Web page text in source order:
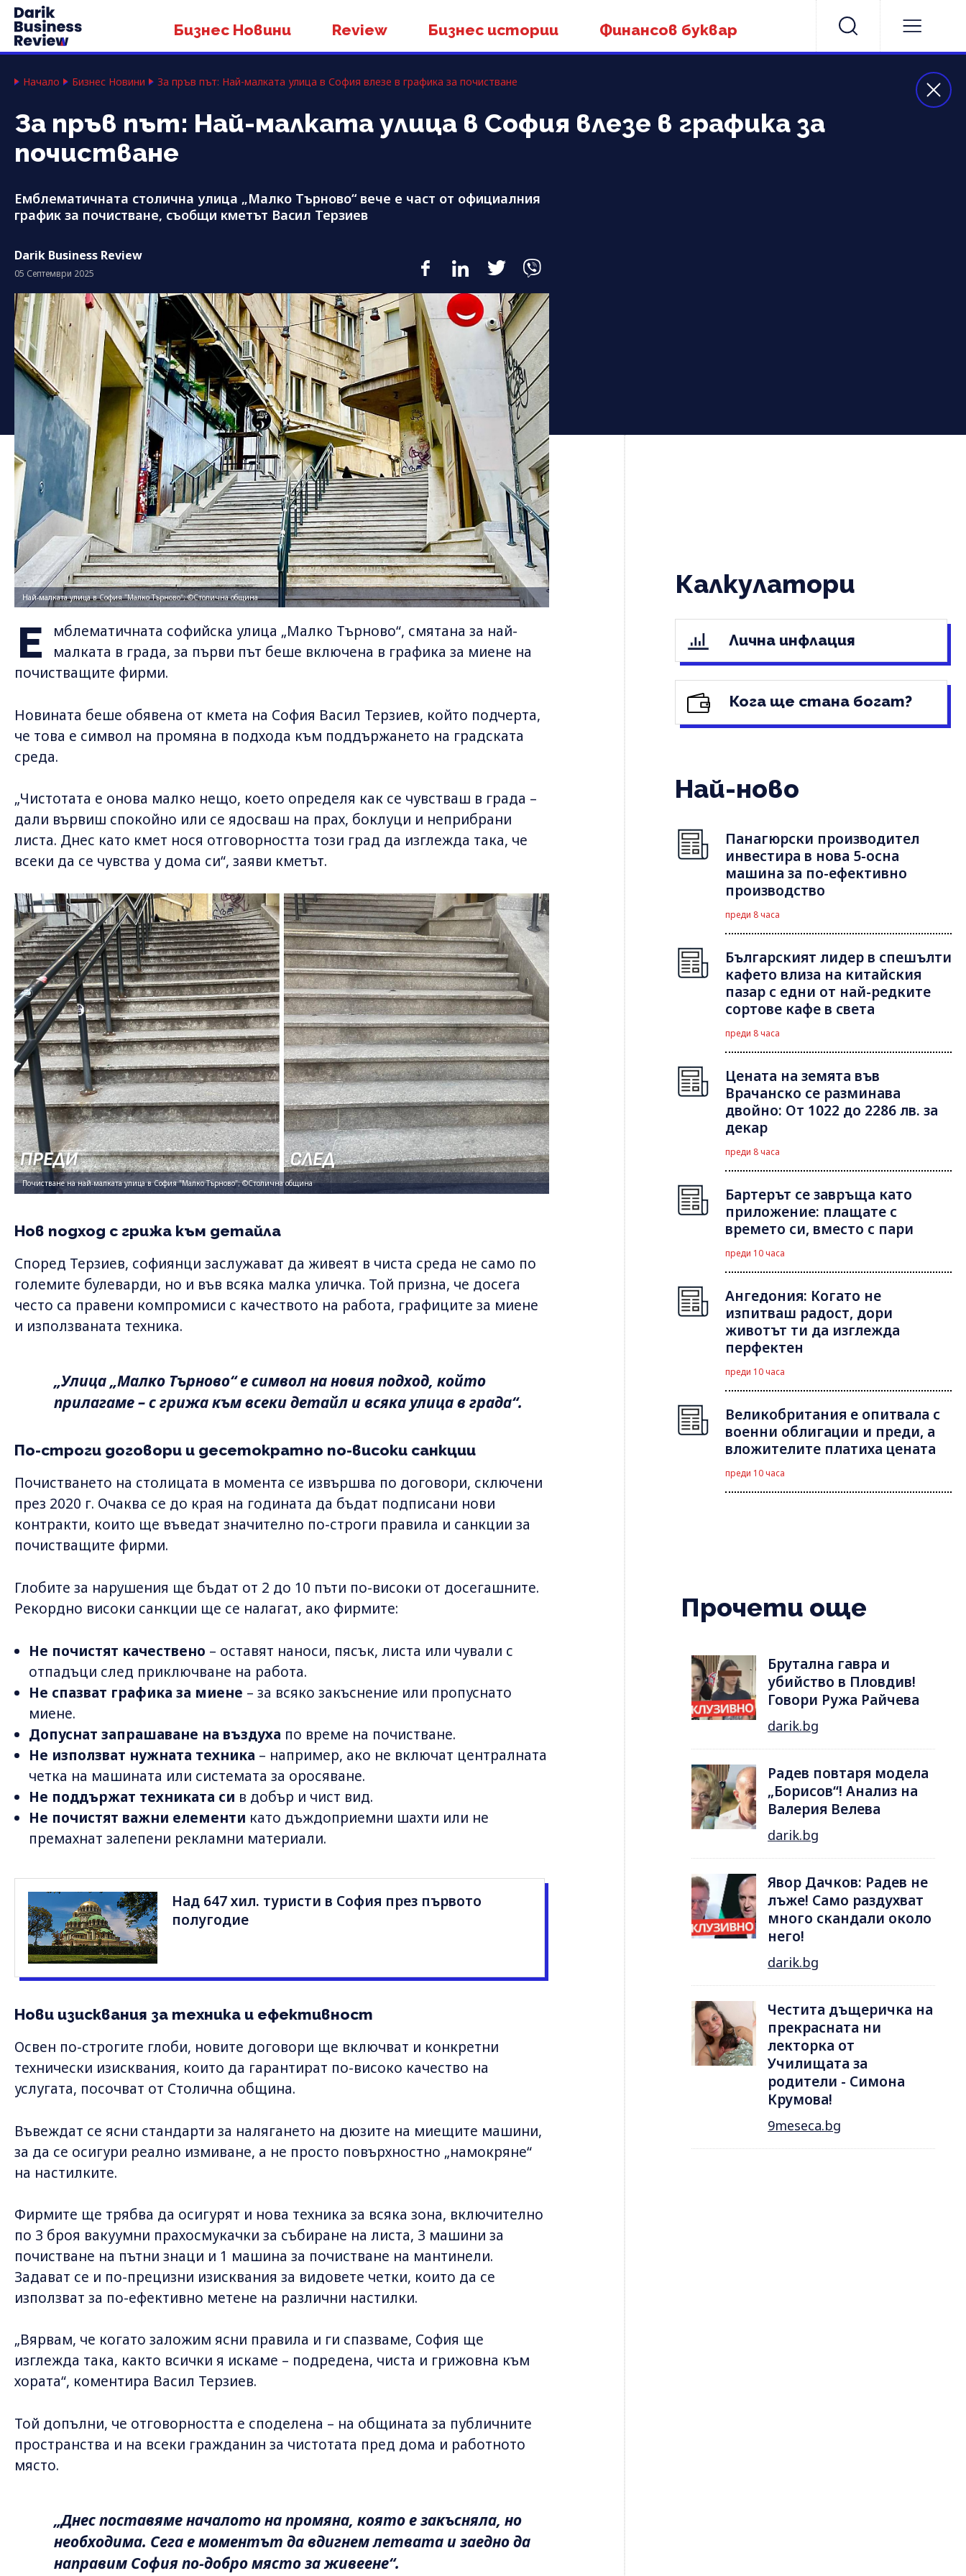
Бизнес Новини Review Бизнес истории Финансов буквар
Начало Бизнес Новини За пръв път: Най-малката улица в София влезе в графика за почистване
За пръв път: Най-малката улица в София влезе в графика за
почистване
Емблематичната столична улица „Малко Търново“ вече е част от официалния
график за почистване, съобщи кметът Васил Терзиев
Darik Business Review
05 Септември 2025
Най-малката улица в София "Малко Търново"; ©Столична община
Е
мблематичната софийска улица „Малко Търново“, смятана за най-
малката в града, за първи път беше включена в графика за миене на
почистващите фирми.
Новината беше обявена от кмета на София Васил Терзиев, който подчерта,
че това е символ на промяна в подхода към поддържането на градската
среда.
„Чистотата е онова малко нещо, което определя как се чувстваш в града –
дали вървиш спокойно или се ядосваш на прах, боклуци и неприбрани
листа. Днес като кмет нося отговорността този град да изглежда така, че
всеки да се чувства у дома си“, заяви кметът.
Почистване на най-малката улица в София "Малко Търново"; ©Столична община
Нов подход с грижа към детайла
Според Терзиев, софиянци заслужават да живеят в чиста среда не само по
големите булеварди, но и във всяка малка уличка. Той призна, че досега
често са правени компромиси с качеството на работа, графиците за миене
и използваната техника.
„Улица „Малко Търново“ е символ на новия подход, който
прилагаме – с грижа към всеки детайл и всяка улица в града“.
По-строги договори и десетократно по-високи санкции
Почистването на столицата в момента се извършва по договори, сключени
през 2020 г. Очаква се до края на годината да бъдат подписани нови
контракти, които ще въведат значително по-строги правила и санкции за
почистващите фирми.
Глобите за нарушения ще бъдат от 2 до 10 пъти по-високи от досегашните.
Рекордно високи санкции ще се налагат, ако фирмите:
Не почистят качествено – оставят наноси, пясък, листа или чували с
отпадъци след приключване на работа.
Не спазват графика за миене – за всяко закъснение или пропуснато
миене.
Допуснат запрашаване на въздуха по време на почистване.
Не използват нужната техника – например, ако не включат централната
четка на машината или системата за оросяване.
Не поддържат техниката си в добър и чист вид.
Не почистят важни елементи като дъждоприемни шахти или не
премахнат залепени рекламни материали.
Над 647 хил. туристи в София през първото
полугодие
Нови изисквания за техника и ефективност
Освен по-строгите глоби, новите договори ще включват и конкретни
технически изисквания, които да гарантират по-високо качество на
услугата, посочват от Столична община.
Въвеждат се ясни стандарти за налягането на дюзите на миещите машини,
за да се осигури реално измиване, а не просто повърхностно „намокряне“
на настилките.
Фирмите ще трябва да осигурят и нова техника за всяка зона, включително
по 3 броя вакуумни прахосмукачки за събиране на листа, 3 машини за
почистване на пътни знаци и 1 машина за почистване на мантинели.
Задават се и по-прецизни изисквания за видовете четки, които да се
използват за по-ефективно метене на различни настилки.
„Вярвам, че когато заложим ясни правила и ги спазваме, София ще
изглежда така, както всички я искаме – подредена, чиста и грижовна към
хората“, коментира Васил Терзиев.
Той допълни, че отговорността е споделена – на общината за публичните
пространства и на всеки гражданин за чистотата пред дома и работното
място.
„Днес поставяме началото на промяна, която е закъсняла, но
необходима. Сега е моментът да вдигнем летвата и заедно да
направим София по-добро място за живеене“.
Калкулатори
Лична инфлация
Кога ще стана богат?
Най-ново
Панагюрски производител
инвестира в нова 5-осна
машина за по-ефективно
производство
преди 8 часа
Българският лидер в спешълти
кафето влиза на китайския
пазар с едни от най-редките
сортове кафе в света
преди 8 часа
Цената на земята във
Врачанско се разминава
двойно: От 1022 до 2286 лв. за
декар
преди 8 часа
Бартерът се завръща като
приложение: плащате с
времето си, вместо с пари
преди 10 часа
Ангедония: Когато не
изпитваш радост, дори
животът ти да изглежда
перфектен
преди 10 часа
Великобритания е опитвала с
военни облигации и преди, а
вложителите платиха цената
преди 10 часа
Прочети още
Брутална гавра и
убийство в Пловдив!
Говори Ружа Райчева
darik.bg
Радев повтаря модела
„Борисов“! Анализ на
Валерия Велева
darik.bg
Явор Дачков: Радев не
лъже! Само раздухват
много скандали около
него!
darik.bg
Честита дъщеричка на
прекрасната ни
лекторка от
Училищата за
родители - Симона
Крумова!
9meseca.bg